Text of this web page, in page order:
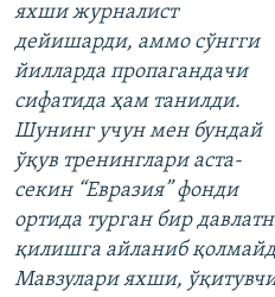
яхши журналист
дейишарди, аммо сўнгги
йилларда пропагандачи
сифатида ҳам танилди.
Шунинг учун мен бундай
ўқув тренинглари аста-
секин “Евразия” фонди
ортида турган бир
қилишга айланиб
Мавзулари яхши,